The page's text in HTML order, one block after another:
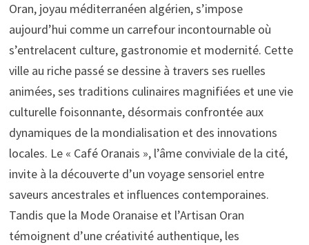
Oran, joyau méditerranéen algérien, s’impose
aujourd’hui comme un carrefour incontournable où
s’entrelacent culture, gastronomie et modernité. Cette
ville au riche passé se dessine à travers ses ruelles
animées, ses traditions culinaires magnifiées et une vie
culturelle foisonnante, désormais confrontée aux
dynamiques de la mondialisation et des innovations
locales. Le « Café Oranais », l’âme conviviale de la cité,
invite à la découverte d’un voyage sensoriel entre
saveurs ancestrales et influences contemporaines.
Tandis que la Mode Oranaise et l’Artisan Oran
témoignent d’une créativité authentique, les